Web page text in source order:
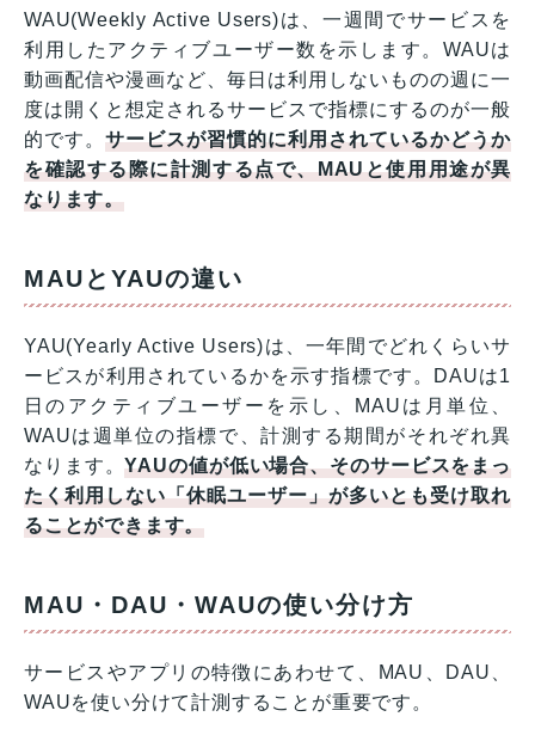
WAU(Weekly Active Users)は、一週間でサービスを
利用したアクティブユーザー数を示します。WAUは
動画配信や漫画など、毎日は利用しないものの週に一
度は開くと想定されるサービスで指標にするのが一般
的です。サービスが習慣的に利用されているかどうか
を確認する際に計測する点で、MAUと使用用途が異
なります。
MAUとYAUの違い
YAU(Yearly Active Users)は、一年間でどれくらいサ
ービスが利用されているかを示す指標です。DAUは1
日のアクティブユーザーを示し、MAUは月単位、
WAUは週単位の指標で、計測する期間がそれぞれ異
なります。YAUの値が低い場合、そのサービスをまっ
たく利用しない「休眠ユーザー」が多いとも受け取れ
ることができます。
MAU・DAU・WAUの使い分け方
サービスやアプリの特徴にあわせて、MAU、DAU、
WAUを使い分けて計測することが重要です。